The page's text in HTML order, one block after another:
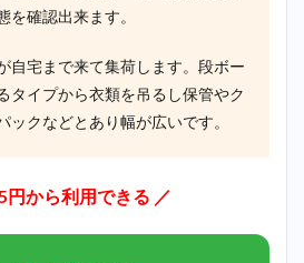
を確認出来ます。
自宅まで来て集荷します。段ボー
タイプから衣類を吊るし保管やク
ックなどとあり幅が広いです。
円から利用できる ／